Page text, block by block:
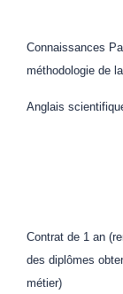
Connaissances
méthodologie de
Anglais
Contrat de 1 an
des diplômes
métier)